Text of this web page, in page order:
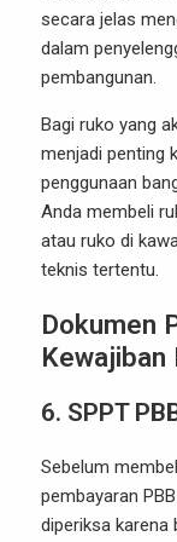
secara jelas
dalam
pembangunan.
Bagi ruko yang
menjadi penting
penggunaan
Anda membeli
atau ruko di
teknis tertentu.
Dokumen
Kewajiban
6. SPPT
Sebelum
pembayaran
diperiksa karena